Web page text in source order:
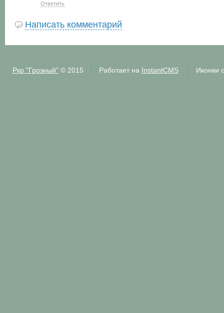
Ответить
Написать комментарий
Ркр "Грозный"© 2015 Работает на InstantCMS Иконки